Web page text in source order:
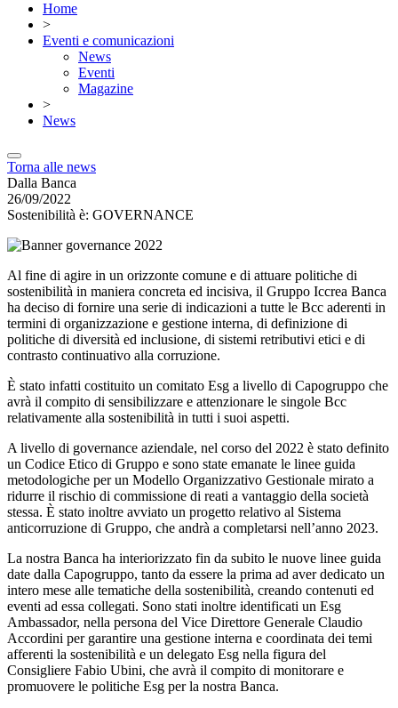
Home
>
Eventi e comunicazioni
News
Eventi
Magazine
>
News
Torna alle news
Dalla Banca
26/09/2022
Sostenibilità è: GOVERNANCE
Al fine di agire in un orizzonte comune e di attuare politiche di
sostenibilità in maniera concreta ed incisiva, il Gruppo Iccrea Banca
ha deciso di fornire una serie di indicazioni a tutte le Bcc aderenti in
termini di organizzazione e gestione interna, di definizione di
politiche di diversità ed inclusione, di sistemi retributivi etici e di
contrasto continuativo alla corruzione.
È stato infatti costituito un comitato Esg a livello di Capogruppo che
avrà il compito di sensibilizzare e attenzionare le singole Bcc
relativamente alla sostenibilità in tutti i suoi aspetti.
A livello di governance aziendale, nel corso del 2022 è stato definito
un Codice Etico di Gruppo e sono state emanate le linee guida
metodologiche per un Modello Organizzativo Gestionale mirato a
ridurre il rischio di commissione di reati a vantaggio della società
stessa. È stato inoltre avviato un progetto relativo al Sistema
anticorruzione di Gruppo, che andrà a completarsi nell’anno 2023.
La nostra Banca ha interiorizzato fin da subito le nuove linee guida
date dalla Capogruppo, tanto da essere la prima ad aver dedicato un
intero mese alle tematiche della sostenibilità, creando contenuti ed
eventi ad essa collegati. Sono stati inoltre identificati un Esg
Ambassador, nella persona del Vice Direttore Generale Claudio
Accordini per garantire una gestione interna e coordinata dei temi
afferenti la sostenibilità e un delegato Esg nella figura del
Consigliere Fabio Ubini, che avrà il compito di monitorare e
promuovere le politiche Esg per la nostra Banca.